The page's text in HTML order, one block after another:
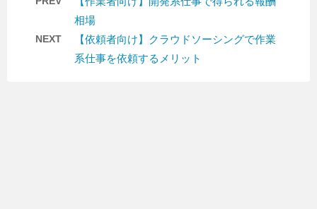
相場
NEXT
【依頼者向け】クラウドソーシングで作業
系仕事を依頼するメリット